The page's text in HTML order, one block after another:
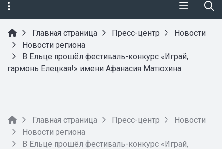
Главная страница Пресс-центр
Новости
Новости региона
В Ельце прошёл фестиваль-конкурс «Играй,
гармонь Елецкая!» имени Афанасия Матюхина
Главная страница Пресс-центр
Новости
Новости региона
В Ельце прошёл фестиваль-конкурс «Играй,